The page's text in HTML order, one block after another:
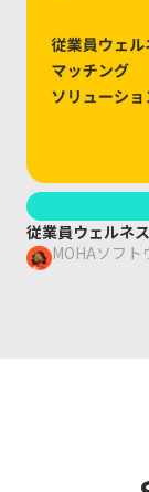
従業員ウェルネ
MOHAソフト